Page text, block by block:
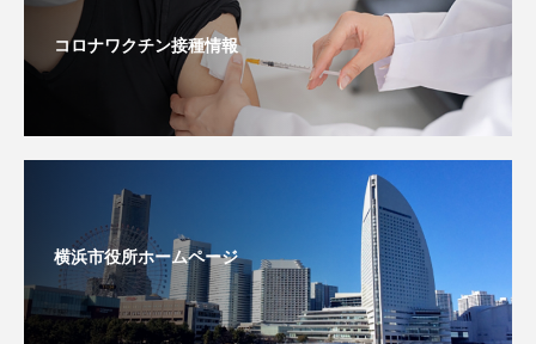
コロナワクチン接種情報
横浜市役所ホームページ